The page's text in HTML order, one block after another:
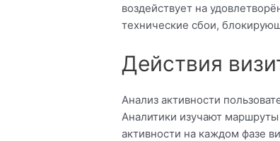
воздействует на
технические сбои,
Действия
Анализ активности
Аналитики изучают
активности на каждом фазе